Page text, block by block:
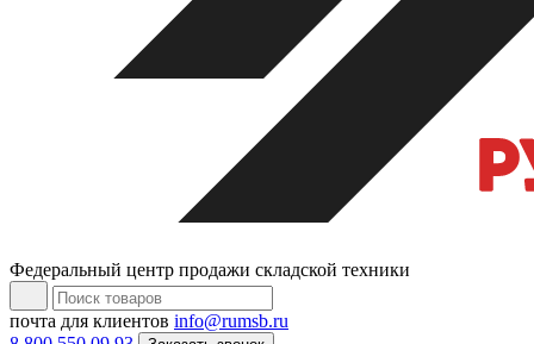
Федеральный центр продажи складской техники
почта для клиентов info@rumsb.ru